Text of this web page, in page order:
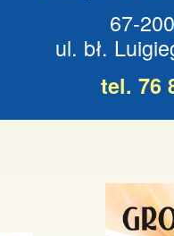
67-
ul. bł.
tel. 76